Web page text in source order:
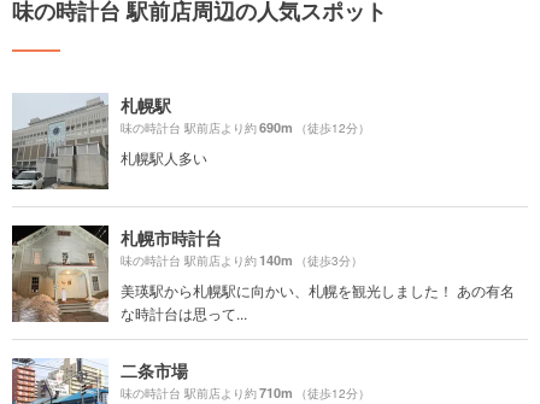
味の時計台 駅前店周辺の人気スポット
札幌駅
味の時計台 駅前店より約690m （徒歩12分）
札幌駅人多い
札幌市時計台
味の時計台 駅前店より約140m （徒歩3分）
美瑛駅から札幌駅に向かい、札幌を観光しました！ あの有名
な時計台は思って...
二条市場
味の時計台 駅前店より約710m （徒歩12分）